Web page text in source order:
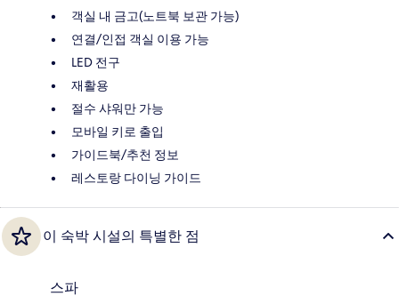
객실 내 금고(노트북 보관 가능)
연결/인접 객실 이용 가능
LED 전구
재활용
절수 샤워만 가능
모바일 키로 출입
가이드북/추천 정보
레스토랑 다이닝 가이드
이 숙박 시설의 특별한 점
스파